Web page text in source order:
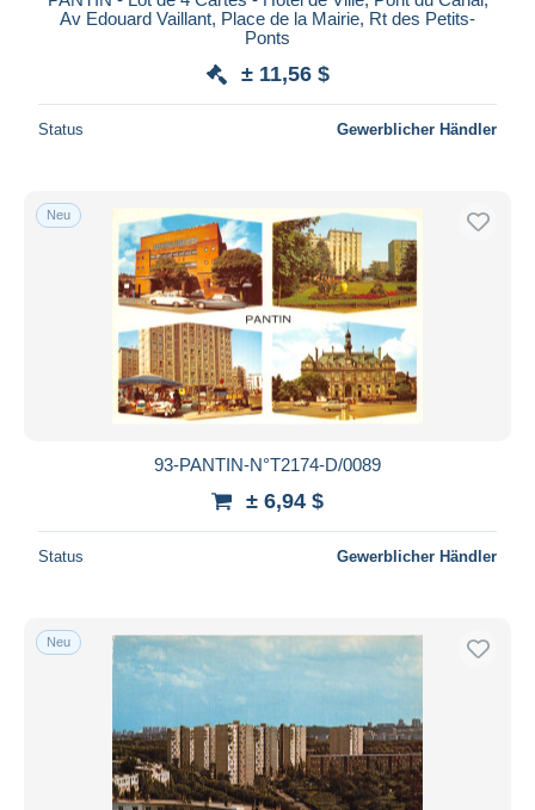
Av Edouard Vaillant, Place de la Mairie, Rt des Petits-
Ponts
± 11,56 $
Status Gewerblicher Händler
Neu
93-PANTIN-N°T2174-D/0089
± 6,94 $
Status Gewerblicher Händler
Neu